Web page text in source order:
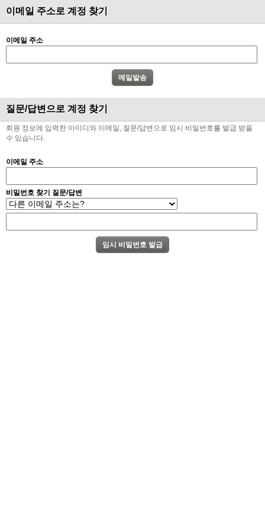
이메일 주소로 계정 찾기
이메일 주소
질문/답변으로 계정 찾기
회원 정보에 입력한 아이디와 이메일, 질문/답변으로 임시 비밀번호를 발급 받을
수 있습니다.
이메일 주소
비밀번호 찾기 질문/답변